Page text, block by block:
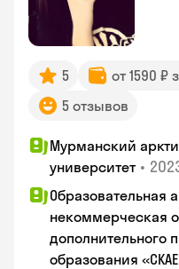
5 от 1590 ₽
5 отзывов
Мурманский
университет •
Образовательная
некоммерческая
дополнительного
образования